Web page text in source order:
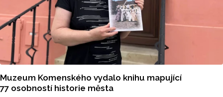
Muzeum Komenského vydalo knihu mapující
77 osobností historie města